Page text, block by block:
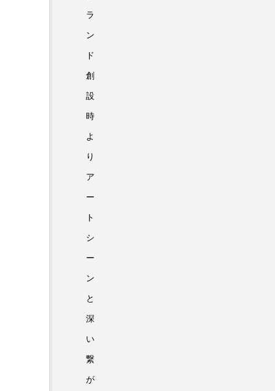
ラ
ン
ド
創
設
時
よ
り
ア
ー
ト
シ
ー
ン
と
深
い
繋
が